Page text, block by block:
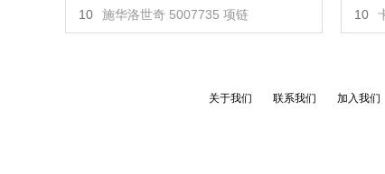
10 施华洛世奇 5007735 项链 10
关于我们 联系我们 加入我们